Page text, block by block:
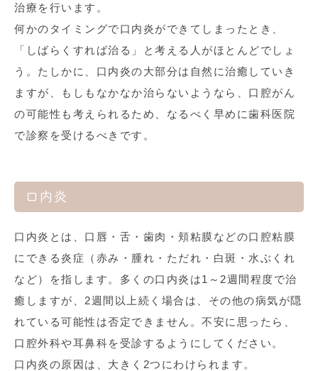
治療を行います。
何かのタイミングで口内炎ができてしまったとき、
「しばらくすれば治る」と考える人がほとんどでしょ
う。たしかに、口内炎の大部分は自然に治癒していき
ますが、もしもなかなか治らないようなら、口腔がん
の可能性も考えられるため、なるべく早めに歯科医院
で診察を受けるべきです。
口内炎
口内炎とは、口唇・舌・歯肉・頬粘膜などの口腔粘膜
にできる炎症（赤み・腫れ・ただれ・白斑・水ぶくれ
など）を指します。多くの口内炎は1～2週間程度で治
癒しますが、2週間以上続く場合は、その他の病気が隠
れている可能性は否定できません。不安に思ったら、
口腔外科や耳鼻科を受診するようにしてください。
口内炎の原因は、大きく2つにわけられます。